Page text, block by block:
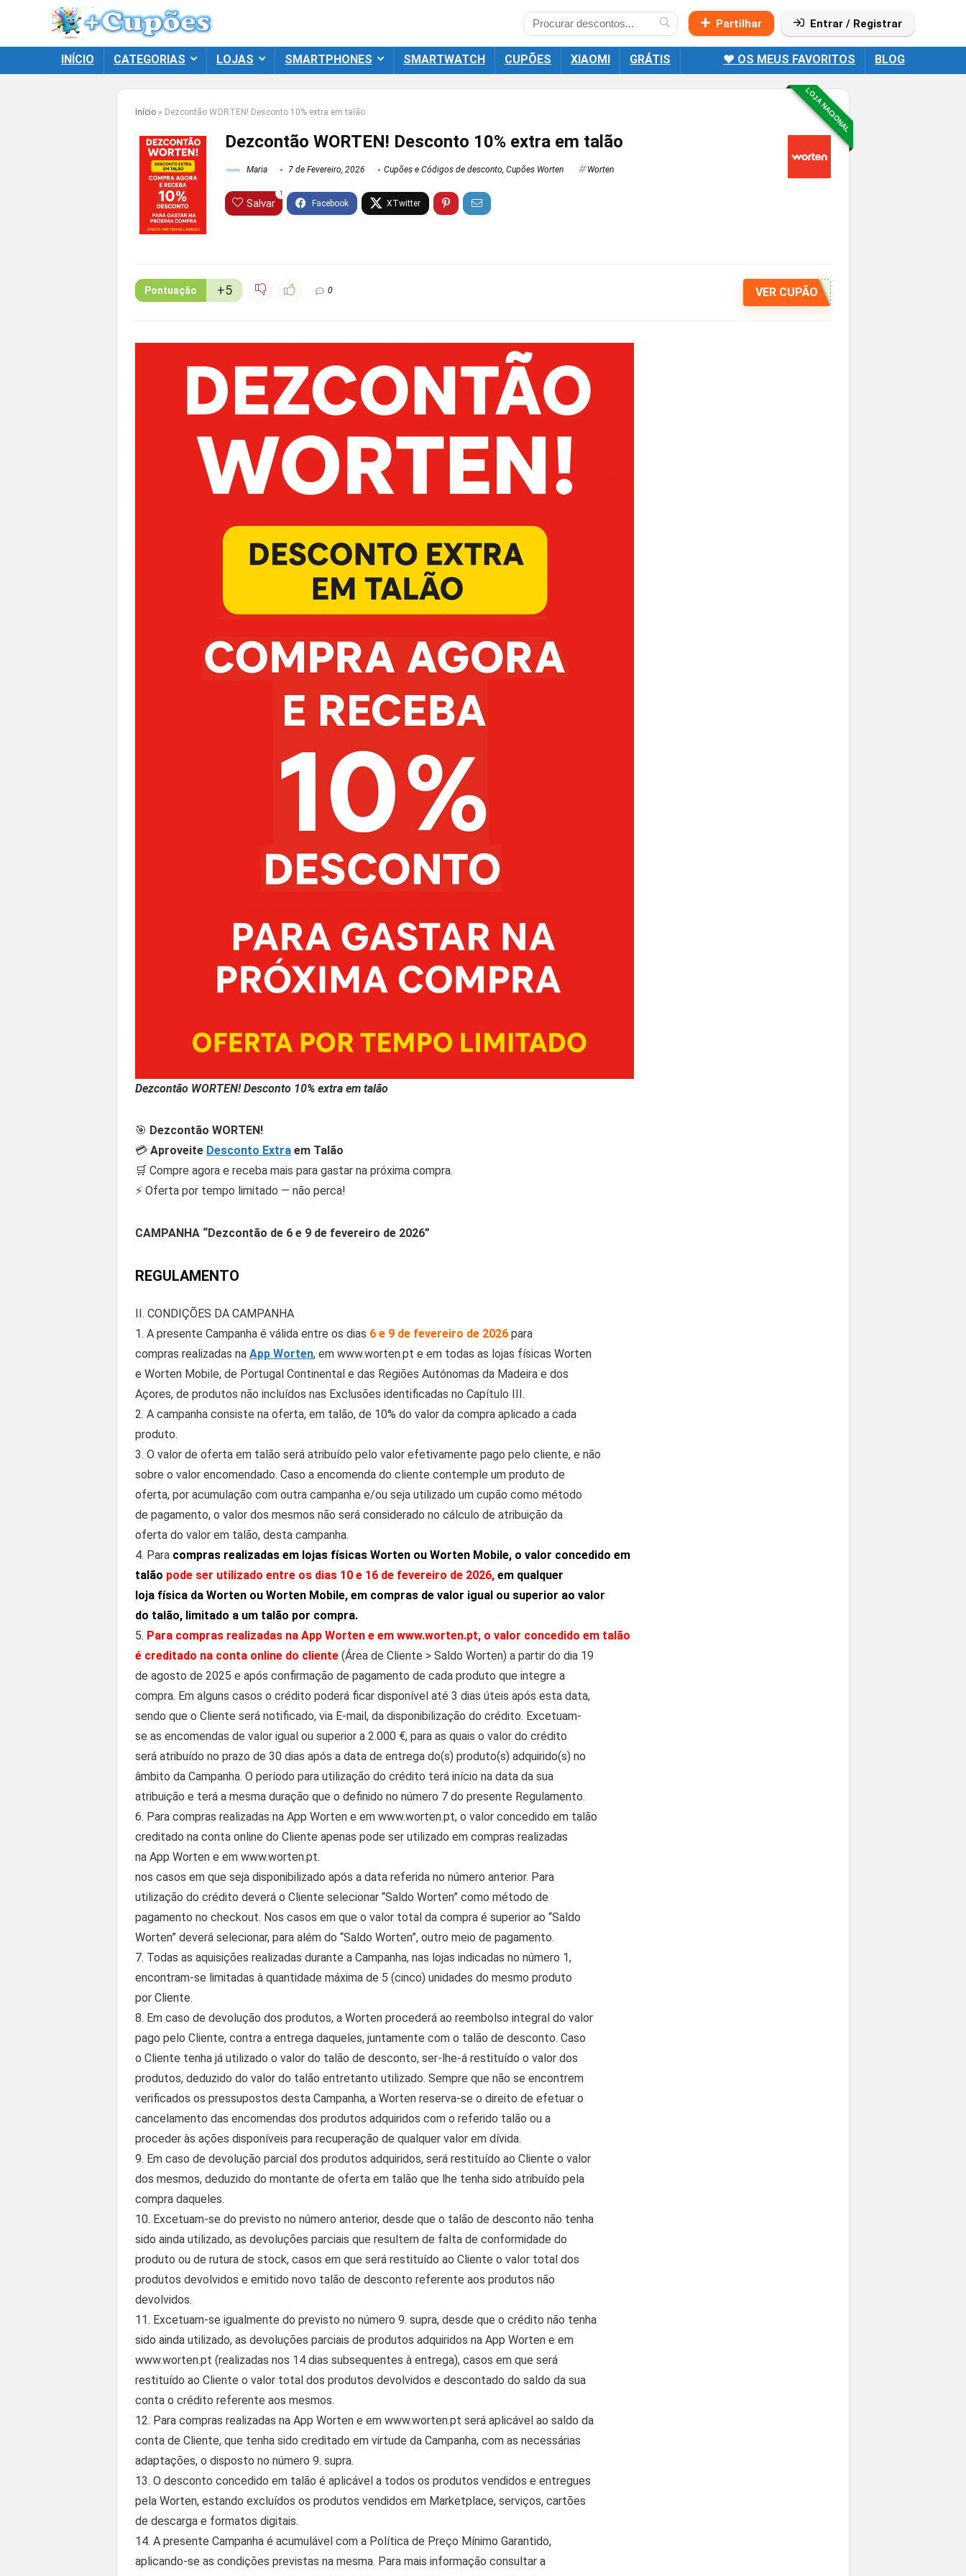
Partilhar Entrar / Registrar
INÍCIO CATEGORIAS LOJAS SMARTPHONES SMARTWATCH CUPÕES XIAOMI GRÁTIS ❤️ OS MEUS FAVORITOS BLOG
Início » Dezcontão WORTEN! Desconto 10% extra em talão LOJA NACIONAL
Dezcontão WORTEN! Desconto 10% extra em talão
Maria 7 de Fevereiro, 2026 Cupões e Códigos de desconto, Cupões Worten Worten
Salvar
1
Pontuação +5 0 VER CUPÃO
Dezcontão WORTEN! Desconto 10% extra em talão
🎯 Dezcontão WORTEN!
💳 Aproveite Desconto Extra em Talão
🛒 Compre agora e receba mais para gastar na próxima compra.
⚡ Oferta por tempo limitado — não perca!
CAMPANHA “Dezcontão de 6 e 9 de fevereiro de 2026”
REGULAMENTO
II. CONDIÇÕES DA CAMPANHA
1. A presente Campanha é válida entre os dias 6 e 9 de fevereiro de 2026 para
compras realizadas na App Worten, em www.worten.pt e em todas as lojas físicas Worten
e Worten Mobile, de Portugal Continental e das Regiões Autónomas da Madeira e dos
Açores, de produtos não incluídos nas Exclusões identificadas no Capítulo III.
2. A campanha consiste na oferta, em talão, de 10% do valor da compra aplicado a cada
produto.
3. O valor de oferta em talão será atribuído pelo valor efetivamente pago pelo cliente, e não
sobre o valor encomendado. Caso a encomenda do cliente contemple um produto de
oferta, por acumulação com outra campanha e/ou seja utilizado um cupão como método
de pagamento, o valor dos mesmos não será considerado no cálculo de atribuição da
oferta do valor em talão, desta campanha.
4. Para compras realizadas em lojas físicas Worten ou Worten Mobile, o valor concedido em
talão pode ser utilizado entre os dias 10 e 16 de fevereiro de 2026, em qualquer
loja física da Worten ou Worten Mobile, em compras de valor igual ou superior ao valor
do talão, limitado a um talão por compra.
5. Para compras realizadas na App Worten e em www.worten.pt, o valor concedido em talão
é creditado na conta online do cliente (Área de Cliente > Saldo Worten) a partir do dia 19
de agosto de 2025 e após confirmação de pagamento de cada produto que integre a
compra. Em alguns casos o crédito poderá ficar disponível até 3 dias úteis após esta data,
sendo que o Cliente será notificado, via E-mail, da disponibilização do crédito. Excetuam-
se as encomendas de valor igual ou superior a 2.000 €, para as quais o valor do crédito
será atribuído no prazo de 30 dias após a data de entrega do(s) produto(s) adquirido(s) no
âmbito da Campanha. O período para utilização do crédito terá início na data da sua
atribuição e terá a mesma duração que o definido no número 7 do presente Regulamento.
6. Para compras realizadas na App Worten e em www.worten.pt, o valor concedido em talão
creditado na conta online do Cliente apenas pode ser utilizado em compras realizadas
na App Worten e em www.worten.pt.
nos casos em que seja disponibilizado após a data referida no número anterior. Para
utilização do crédito deverá o Cliente selecionar “Saldo Worten” como método de
pagamento no checkout. Nos casos em que o valor total da compra é superior ao “Saldo
Worten” deverá selecionar, para além do “Saldo Worten”, outro meio de pagamento.
7. Todas as aquisições realizadas durante a Campanha, nas lojas indicadas no número 1,
encontram-se limitadas à quantidade máxima de 5 (cinco) unidades do mesmo produto
por Cliente.
8. Em caso de devolução dos produtos, a Worten procederá ao reembolso integral do valor
pago pelo Cliente, contra a entrega daqueles, juntamente com o talão de desconto. Caso
o Cliente tenha já utilizado o valor do talão de desconto, ser-lhe-á restituído o valor dos
produtos, deduzido do valor do talão entretanto utilizado. Sempre que não se encontrem
verificados os pressupostos desta Campanha, a Worten reserva-se o direito de efetuar o
cancelamento das encomendas dos produtos adquiridos com o referido talão ou a
proceder às ações disponíveis para recuperação de qualquer valor em dívida.
9. Em caso de devolução parcial dos produtos adquiridos, será restituído ao Cliente o valor
dos mesmos, deduzido do montante de oferta em talão que lhe tenha sido atribuído pela
compra daqueles.
10. Excetuam-se do previsto no número anterior, desde que o talão de desconto não tenha
sido ainda utilizado, as devoluções parciais que resultem de falta de conformidade do
produto ou de rutura de stock, casos em que será restituído ao Cliente o valor total dos
produtos devolvidos e emitido novo talão de desconto referente aos produtos não
devolvidos.
11. Excetuam-se igualmente do previsto no número 9. supra, desde que o crédito não tenha
sido ainda utilizado, as devoluções parciais de produtos adquiridos na App Worten e em
www.worten.pt (realizadas nos 14 dias subsequentes à entrega), casos em que será
restituído ao Cliente o valor total dos produtos devolvidos e descontado do saldo da sua
conta o crédito referente aos mesmos.
12. Para compras realizadas na App Worten e em www.worten.pt será aplicável ao saldo da
conta de Cliente, que tenha sido creditado em virtude da Campanha, com as necessárias
adaptações, o disposto no número 9. supra.
13. O desconto concedido em talão é aplicável a todos os produtos vendidos e entregues
pela Worten, estando excluídos os produtos vendidos em Marketplace, serviços, cartões
de descarga e formatos digitais.
14. A presente Campanha é acumulável com a Política de Preço Mínimo Garantido,
aplicando-se as condições previstas na mesma. Para mais informação consultar a